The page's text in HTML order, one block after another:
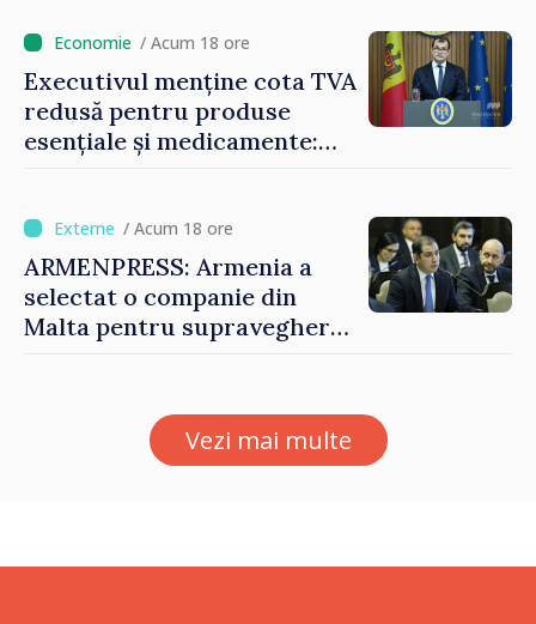
/ Acum 18 ore
Executivul menține cota TVA
redusă pentru produse
esențiale și medicamente:
bază al oamenilor”
/ Acum 18 ore
ARMENPRESS: Armenia a
selectat o companie din
Malta pentru supravegherea
Vezi mai multe